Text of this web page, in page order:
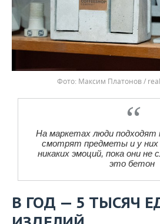
Фото: Максим Платонов /
На маркетах люди подходят
смотрят предметы и у них
никаких эмоций, пока они
это бетон
В ГОД — 5 ТЫСЯЧ